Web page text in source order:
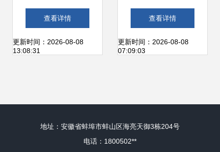
心理咨询网站的设
计与开发
查看详情
更新时间：2026-08-08
13:08:31
欣赏 当计算机与艺
术碰撞的非凡体验
查看详情
更新时间：2026-08-08
07:09:03
地址：安徽省蚌埠市蚌山区海亮天御3栋204号
电话：1800502**